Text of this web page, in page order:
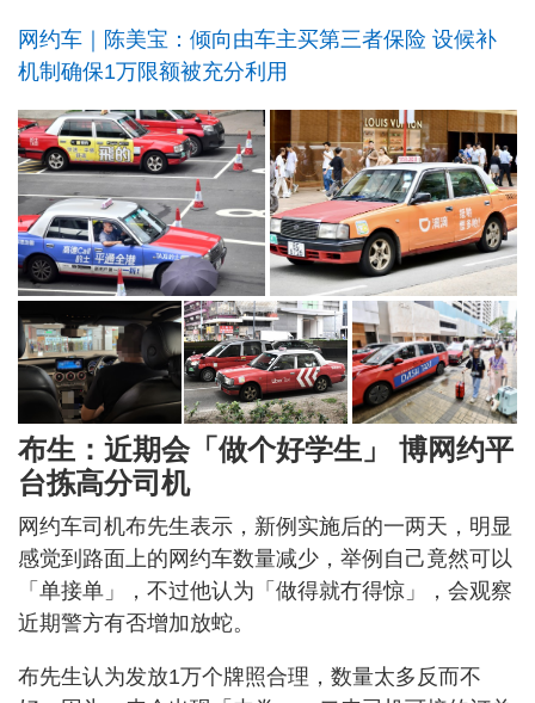
网约车｜陈美宝：倾向由车主买第三者保险 设候补
机制确保1万限额被充分利用
布生：近期会「做个好学生」 博网约平
台拣高分司机
网约车司机布先生表示，新例实施后的一两天，明显
感觉到路面上的网约车数量减少，举例自己竟然可以
「单接单」，不过他认为「做得就冇得惊」，会观察
近期警方有否增加放蛇。
布先生认为发放1万个牌照合理，数量太多反而不